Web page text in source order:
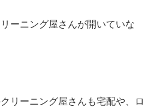
ーニング屋さんが開いていな
リーニング屋さんも宅配や、ロ